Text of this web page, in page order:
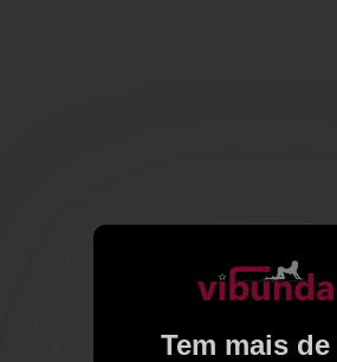
Tem mais de